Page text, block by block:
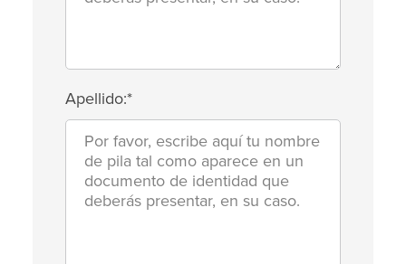
Apellido:*